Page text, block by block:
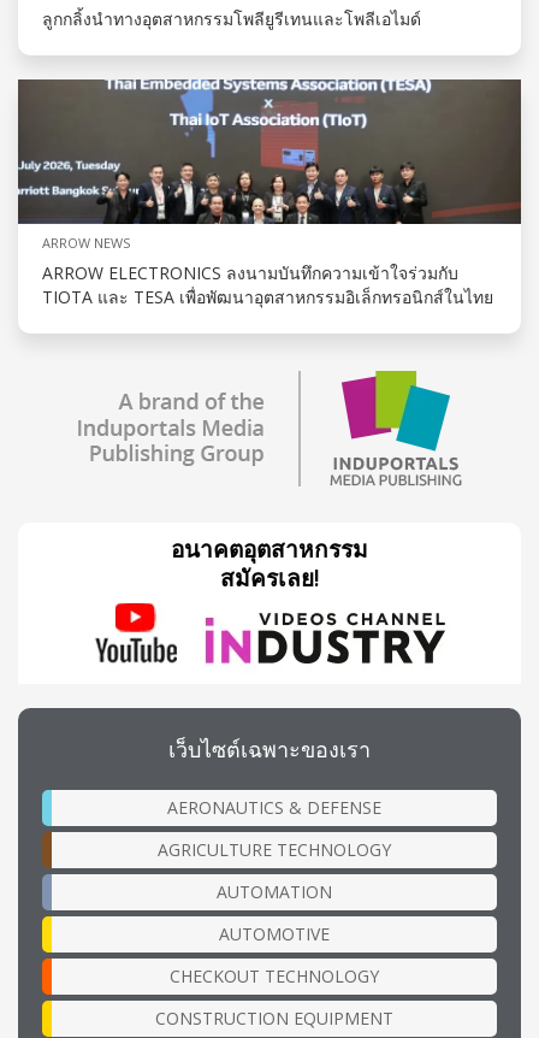
ลูกกลิ้งนำทางอุตสาหกรรมโพลียูรีเทนและโพลีเอไมด์
ARROW NEWS
ARROW ELECTRONICS ลงนามบันทึกความเข้าใจร่วมกับ
TIOTA และ TESA เพื่อพัฒนาอุตสาหกรรมอิเล็กทรอนิกส์ในไทย
อนาคตอุตสาหกรรม
สมัครเลย!
เว็บไซต์เฉพาะของเรา
AERONAUTICS & DEFENSE
AGRICULTURE TECHNOLOGY
AUTOMATION
AUTOMOTIVE
CHECKOUT TECHNOLOGY
CONSTRUCTION EQUIPMENT